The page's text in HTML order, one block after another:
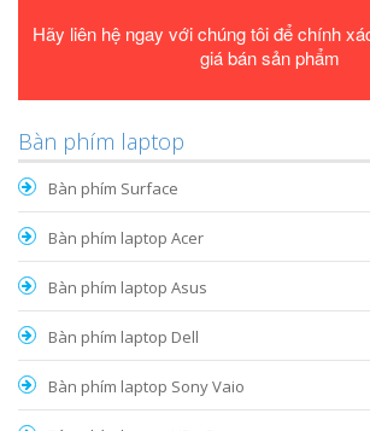
Hãy liên hệ ngay với chúng tôi để chính
giá bán sản phẩm
Bàn phím laptop
Bàn phím Surface
Bàn phím laptop Acer
Bàn phím laptop Asus
Bàn phím laptop Dell
Bàn phím laptop Sony Vaio